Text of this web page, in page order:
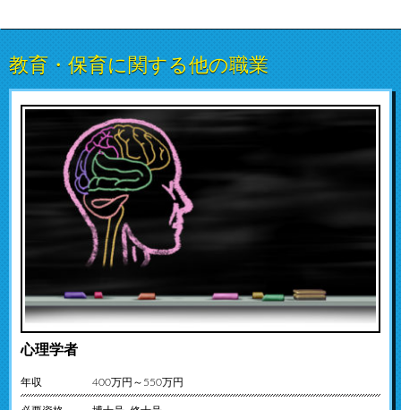
教育・保育に関する他の職業
心理学者
年収 400万円～550万円